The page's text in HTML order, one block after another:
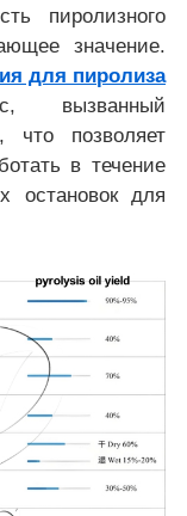
пиролизного
значение.
для пиролиза
вызванный
что позволяет
в течение
остановок для